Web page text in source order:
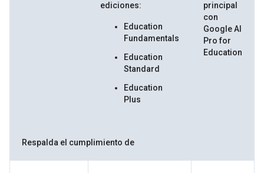
ediciones:
Education
Fundamentals
Education
Standard
Education
Plus
principal
con
Google AI
Pro for
Education
Respalda el cumplimiento de